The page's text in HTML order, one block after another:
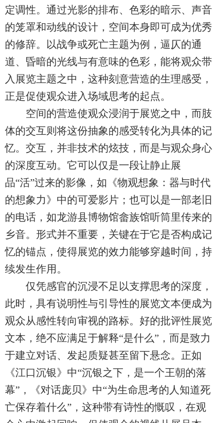
定调性。通过光影的排布、色彩的暗示、声音
的笼罩和动线的设计，空间本身即可成为优秀
的修辞。以战争或死亡主题为例，逼仄的通
道、昏暗的光线与有意味的色彩，能将观众带
入展览主题之中，这种刻意营造的生理感受，
正是促使观众进入场域思考的起点。
空间的营造使观众浸润于展览之中，而肢
体的交互则将这份抽象的感受转化为具体的记
忆。交互，并非技术的炫技，而是与观众身心
的深度互动。它可以仅是一段让静止展
品“活”过来的影像，如《物观想象：器与时代
的想象力》中的可爱影片；也可以是一部老旧
的电话，如龙游县博物馆畲族馆听筒里传来的
乡音。形式并不重要，关键在于它是否构成记
忆的锚点，使得展览的效力能够穿越时间，持
续发生作用。
仅凭感官的沉浸不足以支撑思考的深度，
此时，具有说明性与引导性的展览文本便成为
观众从感性转向审视的路标。好的批评性展览
文本，绝不应满足于解释“是什么”，而是致力
于建立对话、发起质疑甚至留下悬念。正如
《江口沉银》中“沉银之下，是一个王朝的落
幕”，《对话庞贝》中“为生命思考的人知道死
亡保存着什么”，这种带有诗性的慨叹，在观